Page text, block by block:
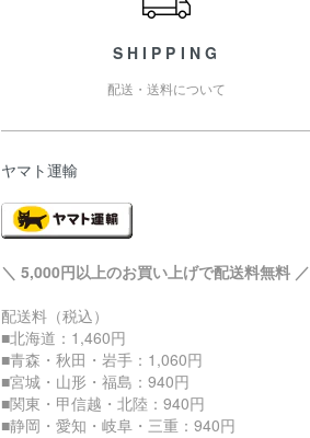
SHIPPING
配送・送料について
ヤマト運輸
＼ 5,000円以上のお買い上げで配送料無料 ／
配送料（税込）
■北海道：1,460円
■青森・秋田・岩手：1,060円
■宮城・山形・福島：940円
■関東・甲信越・北陸：940円
■静岡・愛知・岐阜・三重：940円